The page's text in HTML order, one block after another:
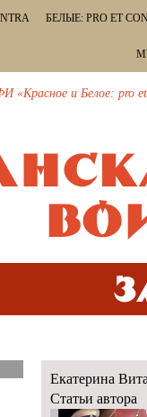
БЕЛЫЕ: PRO ET
«Красное и Белое: pro
Екатерина
Статьи автора